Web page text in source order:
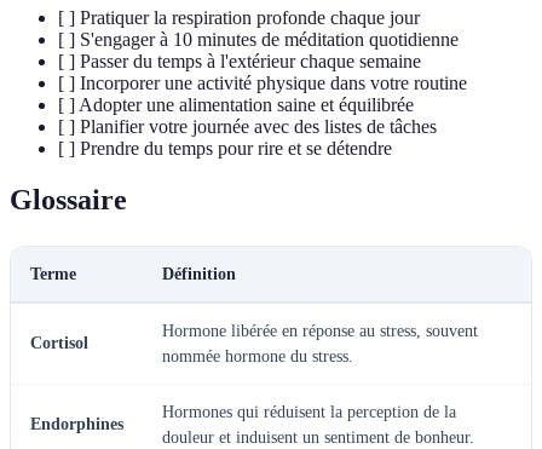
[ ] Pratiquer la respiration profonde chaque jour
[ ] S'engager à 10 minutes de méditation quotidienne
[ ] Passer du temps à l'extérieur chaque semaine
[ ] Incorporer une activité physique dans votre routine
[ ] Adopter une alimentation saine et équilibrée
[ ] Planifier votre journée avec des listes de tâches
[ ] Prendre du temps pour rire et se détendre
Glossaire
Terme Définition
Cortisol
Hormone libérée en réponse au stress, souvent
nommée hormone du stress.
Endorphines
Hormones qui réduisent la perception de la
douleur et induisent un sentiment de bonheur.